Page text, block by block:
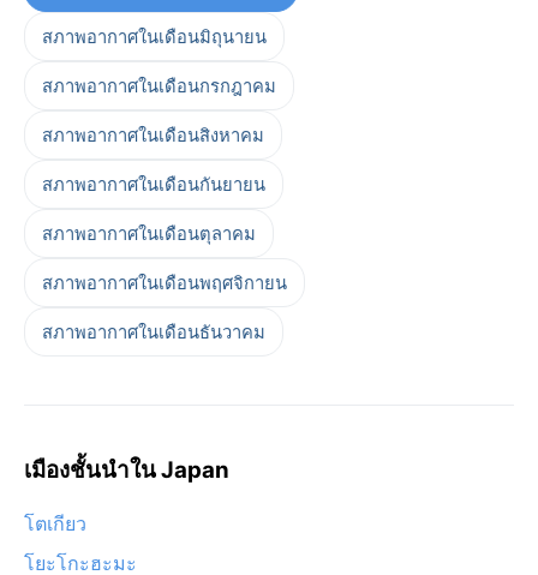
สภาพอากาศในเดือนมิถุนายน
สภาพอากาศในเดือนกรกฎาคม
สภาพอากาศในเดือนสิงหาคม
สภาพอากาศในเดือนกันยายน
สภาพอากาศในเดือนตุลาคม
สภาพอากาศในเดือนพฤศจิกายน
สภาพอากาศในเดือนธันวาคม
เมืองชั้นนำใน Japan
โตเกียว
โยะโกะฮะมะ